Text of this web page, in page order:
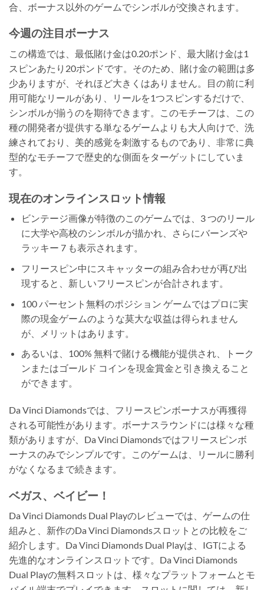
合、ボーナス以外のゲームでシンボルが交換されます。
今週の注目ボーナス
この構造では、最低賭け金は0.20ポンド、最大賭け金は1
スピンあたり20ポンドです。そのため、賭け金の範囲は多
少ありますが、それほど大きくはありません。目の前に利
用可能なリールがあり、リールを1つスピンするだけで、
シンボルが揃うのを期待できます。このモチーフは、この
種の開発者が提供する単なるゲームよりも大人向けで、洗
練されており、美的感覚を刺激するものであり、非常に典
型的なモチーフで歴史的な側面をターゲットにしていま
す。
現在のオンラインスロット情報
ビンテージ画像が特徴のこのゲームでは、3 つのリール
に大学や高校のシンボルが描かれ、さらにバーンズや
ラッキー 7 も表示されます。
フリースピン中にスキャッターの組み合わせが再び出
現すると、新しいフリースピンが合計されます。
100 パーセント無料のポジション ゲームではプロに実
際の現金ゲームのような莫大な収益は得られません
が、メリットはあります。
あるいは、100% 無料で賭ける機能が提供され、トーク
ンまたはゴールド コインを現金賞金と引き換えること
ができます。
Da Vinci Diamondsでは、フリースピンボーナスが再獲得
される可能性があります。ボーナスラウンドには様々な種
類がありますが、Da Vinci Diamondsではフリースピンボ
ーナスのみでシンプルです。このゲームは、リールに勝利
がなくなるまで続きます。
ベガス、ベイビー！
Da Vinci Diamonds Dual Playのレビューでは、ゲームの仕
組みと、新作のDa Vinci Diamondsスロットとの比較をご
紹介します。Da Vinci Diamonds Dual Playは、IGTによる
先進的なオンラインスロットです。Da Vinci Diamonds
Dual Playの無料スロットは、様々なプラットフォームとモ